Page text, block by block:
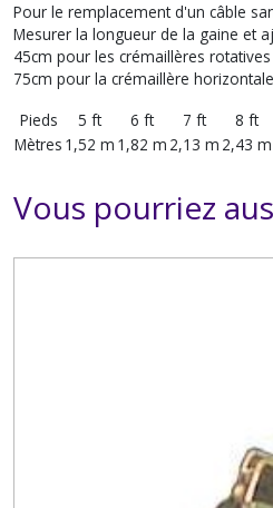
Pour le remplacement d'un câble
Mesurer la longueur de la gaine et
45cm pour les crémaillères
75cm pour la crémaillère
Pieds
5 ft 6 ft 7 ft 8 ft
Mètres 1,52 m 1,82 m 2,13 m 2,43 m
Vous pourriez